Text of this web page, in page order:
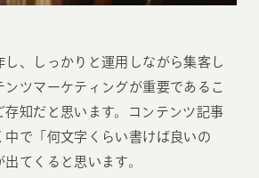
し、しっかりと運用しながら集客し
ンツマーケティングが重要であるこ
存知だと思います。コンテンツ記事
中で「何文字くらい書けば良いの
てくると思います。